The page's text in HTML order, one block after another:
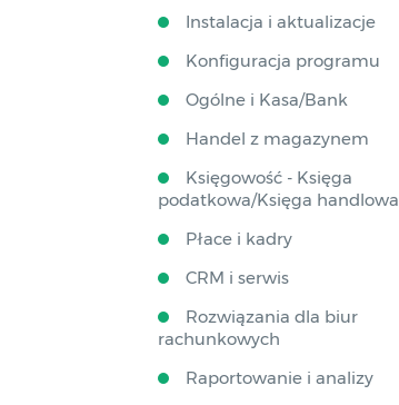
Instalacja i aktualizacje
Konfiguracja programu
Ogólne i Kasa/Bank
Handel z magazynem
Księgowość - Księga
podatkowa/Księga handlowa
Płace i kadry
CRM i serwis
Rozwiązania dla biur
rachunkowych
Raportowanie i analizy